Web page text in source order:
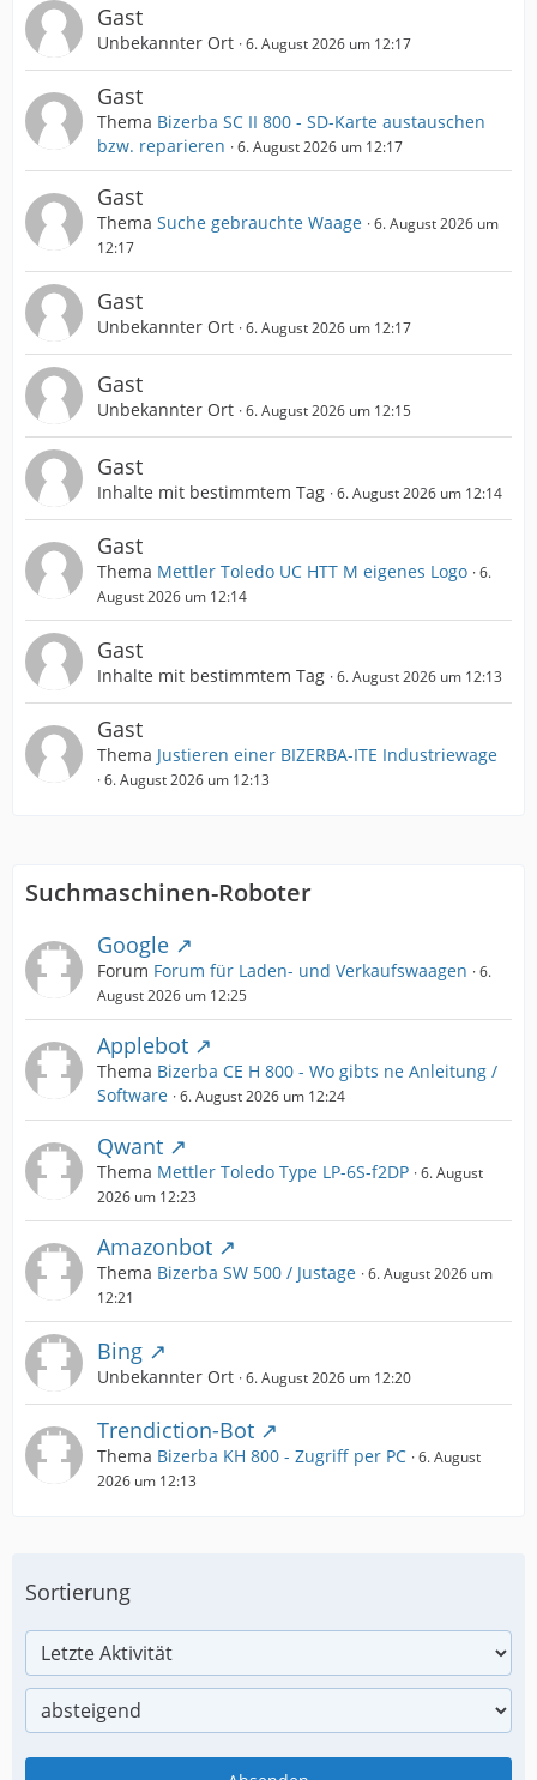
Gast
Unbekannter Ort 6. August 2026 um 12:17
Gast
Thema Bizerba SC II 800 - SD-Karte austauschen
bzw. reparieren
6. August 2026 um 12:17
Gast
Thema Suche gebrauchte Waage 6. August 2026 um
12:17
Gast
Unbekannter Ort 6. August 2026 um 12:17
Gast
Unbekannter Ort 6. August 2026 um 12:15
Gast
Inhalte mit bestimmtem Tag 6. August 2026 um 12:14
Gast
Thema Mettler Toledo UC HTT M eigenes Logo 6.
August 2026 um 12:14
Gast
Inhalte mit bestimmtem Tag 6. August 2026 um 12:13
Gast
Thema Justieren einer BIZERBA-ITE Industriewage
6. August 2026 um 12:13
Suchmaschinen-Roboter
Google
Forum Forum für Laden- und Verkaufswaagen
6.
August 2026 um 12:25
Applebot
Thema Bizerba CE H 800 - Wo gibts ne Anleitung /
Software 6. August 2026 um 12:24
Qwant
Thema Mettler Toledo Type LP-6S-f2DP 6. August
2026 um 12:23
Amazonbot
Thema Bizerba SW 500 / Justage 6. August 2026 um
12:21
Bing
Unbekannter Ort 6. August 2026 um 12:20
Trendiction-Bot
Thema Bizerba KH 800 - Zugriff per PC 6. August
2026 um 12:13
Sortierung